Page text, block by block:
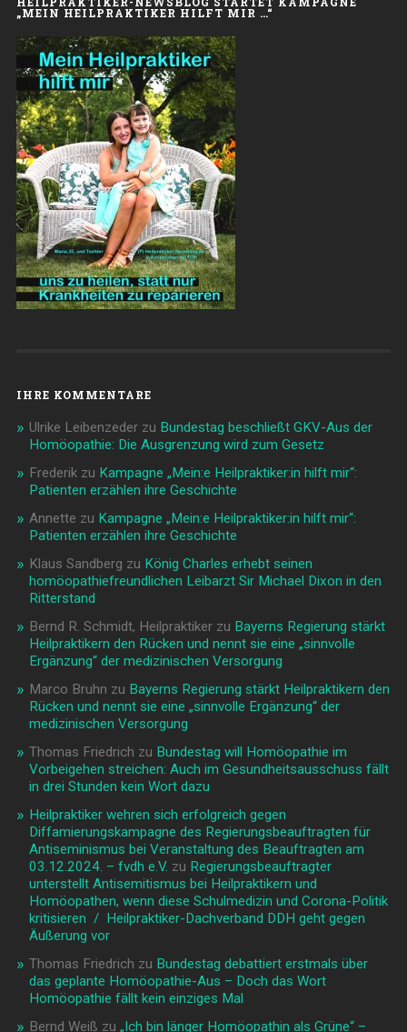
„MEIN HEILPRAKTIKER HILFT MIR …“
IHRE KOMMENTARE
Ulrike Leibenzederzu Bundestag beschließt GKV-Aus der
Homöopathie: Die Ausgrenzung wird zum Gesetz
Frederikzu Kampagne „Mein:e Heilpraktiker:in hilft mir“:
Patienten erzählen ihre Geschichte
Annette zu Kampagne „Mein:e Heilpraktiker:in hilft mir“:
Patienten erzählen ihre Geschichte
Klaus Sandberg zu König Charles erhebt seinen
homöopathiefreundlichen Leibarzt Sir Michael Dixon in den
Ritterstand
Bernd R. Schmidt, Heilpraktikerzu Bayerns Regierung stärkt
Heilpraktikern den Rücken und nennt sie eine „sinnvolle
Ergänzung“ der medizinischen Versorgung
Marco Bruhn zu Bayerns Regierung stärkt Heilpraktikern den
Rücken und nennt sie eine „sinnvolle Ergänzung“ der
medizinischen Versorgung
Thomas Friedrich zu Bundestag will Homöopathie im
Vorbeigehen streichen: Auch im Gesundheitsausschuss fällt
in drei Stunden kein Wort dazu
Heilpraktiker wehren sich erfolgreich gegen
Diffamierungskampagne des Regierungsbeauftragten für
Antiseminismus bei Veranstaltung des Beauftragten am
03.12.2024. – fvdh e.V. zu Regierungsbeauftragter
unterstellt Antisemitismus bei Heilpraktikern und
Homöopathen, wenn diese Schulmedizin und Corona-Politik
kritisieren / Heilpraktiker-Dachverband DDH geht gegen
Äußerung vor
Thomas Friedrich zu Bundestag debattiert erstmals über
das geplante Homöopathie-Aus – Doch das Wort
Homöopathie fällt kein einziges Mal
Bernd Weiß zu „Ich bin länger Homöopathin als Grüne“ –